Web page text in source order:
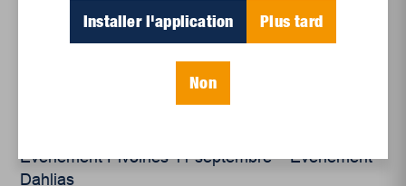
Produits culinaires et cosmétiques de la rose
6500 chemin de Sainte-Flore, Shawinigan
Évènement Pivoines 11 septembre – Événement
Dahlias
Installer l'application Plus tard
Non